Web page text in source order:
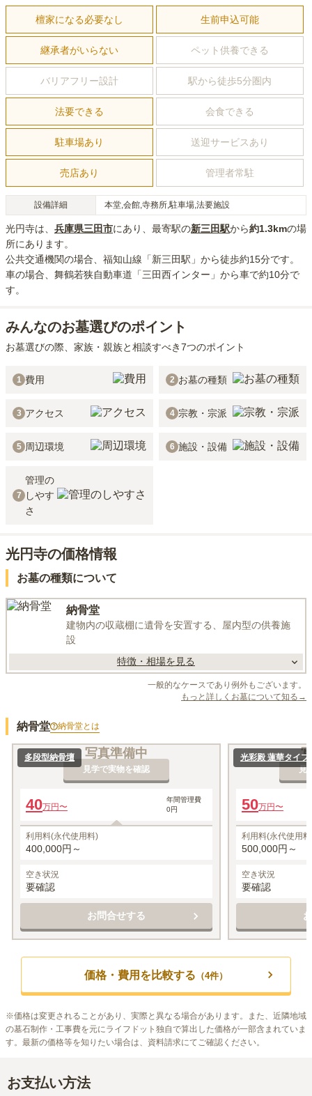
檀家になる必要なし 生前申込可能
継承者がいらない ペット供養できる
バリアフリー設計 駅から徒歩5分圏内
法要できる 会食できる
駐車場あり 送迎サービスあり
売店あり 管理者常駐
設備詳細 本堂,会館,寺務所,駐車場,法要施設
光円寺は、 兵庫県三田市にあり 、最寄駅の新三田駅から約1.3kmの場
所にあり ます。
公共交通機関の場合 、福知山線「新三田駅」から徒歩約15分です。
車の場合 、舞鶴若狭自動車道「三田西インター」から車で約10分で
す。
みんなのお墓選びのポイント
お墓選びの際、家族・親族と相談すべき7つのポイント
1 費用 2 お墓の種類
3 アクセス 4 宗教・宗派
5 周辺環境 6 施設・設備
7
管理の
しやす
さ
光円寺の価格情報
お墓の種類について
納骨堂
建物内の収蔵棚に遺骨を安置する、屋内型の供養施
設
特徴・相場を見る
一般的なケースであり例外もございます。
もっと詳しくお墓について知る→
納骨堂 納骨堂とは
写真準備中
見学で実物を確認
多段型納骨壇
40万円〜
年間管理費
0円
利用料(永代使用料)
400,000円～
空き状況
要確認
お問合せする
見
光彩殿 蓮華タイプ
50万円〜
利用料(永代使用
500,000円～
空き状況
要確認
価格・費用を比較する （4件）
※価格は変更されることがあり、実際と異なる場合があります。また、近隣地域
の墓石制作・工事費を元にライフドット独自で算出した価格が一部含まれていま
す。最新の価格等を知りたい場合は、資料請求にてご確認ください。
お支払い方法